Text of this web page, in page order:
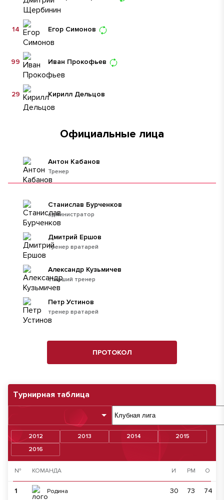
Турнирная таблица
2012 2013 2014
2015
2016
№ КОМАНДА И РМ О
1 Родина 30 73 74
Егор Симонов
14
Иван Прокофьев
99
Кирилл Дельцов
29
Официальные лица
Тренер
Антон Кабанов
администратор
Станислав Бурченков
тренер вратарей
Дмитрий Ершов
старший тренер
Александр Кузьмичев
тренер вратарей
Петр Устинов
ПРОТОКОЛ